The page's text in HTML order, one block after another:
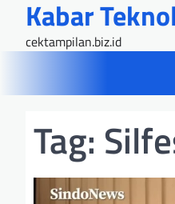
content
Kabar
cektampilan.biz.id
Tag: